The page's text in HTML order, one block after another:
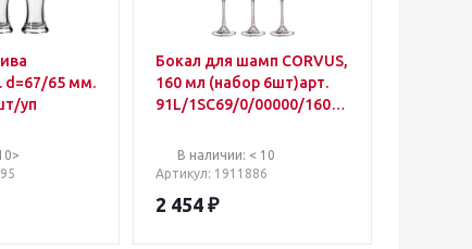
d=67/65 мм.
уп
Бокал для шамп CORVUS,
160 мл (набор 6шт)арт.
91L/1SC69/0/00000/160-
В наличии: < 10
Артикул: 1911886
2 454 ₽